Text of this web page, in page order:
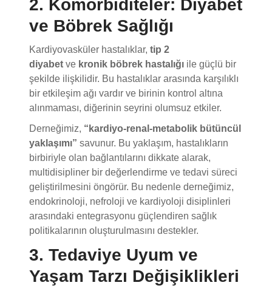
ve Böbrek Sağlığı
Kardiyovasküler hastalıklar,tip 2
diyabetvekronik böbrek hastalığı
şekilde ilişkilidir. Bu hastalıklar arasında karşılıklı
bir etkileşim ağı vardır ve birinin kontrol altına
alınmaması, diğerinin seyrini olumsuz etkiler.
Derneğimiz, “kardiyo-renal-metabolik bütüncül
yaklaşımı”savunur. Bu yaklaşım, hastalıkların
birbiriyle olan bağlantılarını dikkate alarak,
multidisipliner bir değerlendirme ve tedavi süreci
geliştirilmesini öngörür. Bu nedenle derneğimiz,
endokrinoloji, nefroloji ve kardiyoloji disiplinleri
arasındaki entegrasyonu güçlendiren sağlık
politikalarının oluşturulmasını destekler.
3. Tedaviye Uyum ve
Yaşam Tarzı Değişiklikleri
Kardiyovasküler hastalıklarda tedavi başarısı